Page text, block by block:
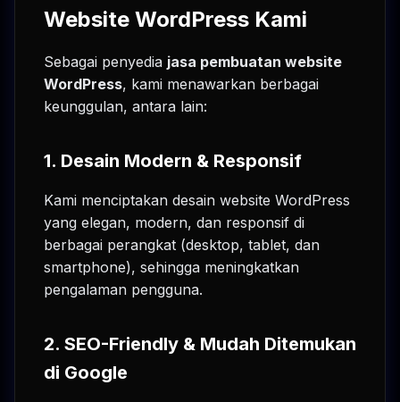
Website WordPress Kami
Sebagai penyedia jasa pembuatan website
WordPress, kami menawarkan berbagai
keunggulan, antara lain:
1. Desain Modern & Responsif
Kami menciptakan desain website WordPress
yang elegan, modern, dan responsif di
berbagai perangkat (desktop, tablet, dan
smartphone), sehingga meningkatkan
pengalaman pengguna.
2. SEO-Friendly & Mudah Ditemukan
di Google